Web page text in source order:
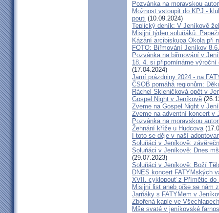
Pozvánka na moravskou
Možnost vstoupit do KPJ -
pouti (10.09.2024)
Teplický deník: V Jeníkově
Misijní týden soluňáků:
Kázání arcibiskupa Okola při
FOTO: Biřmování Jeníkov
Pozvánka na biřmování v
18. 4. si připomínáme
(17.04.2024)
Jarní prázdniny 2024 - na
ČSOB pomáhá regionům:
Ráchel Skleničková opět v
Gospel Night v Jeníkově
Zveme na Gospel Night v
Zveme na adventní koncert v
Pozvánka na moravskou
Žehnání kříže u Hudcova
I toto se děje v naší
Soluňáci v Jeníkově:
Soluňáci v Jeníkově: Dnes
(29.07.2023)
Soluňáci v Jeníkově: Boží
DNES koncert FATYMských
XVII. cyklopouť z Přímětic do
Misijní list aneb píše se nám
Jarňáky s FATYMem v
Zbořená kaple ve
Mše svaté v jeníkovské